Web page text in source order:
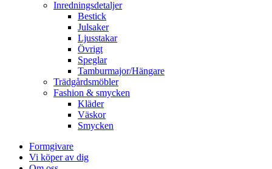
Inredningsdetaljer
Bestick
Julsaker
Ljusstakar
Övrigt
Speglar
Tamburmajor/Hängare
Trädgårdsmöbler
Fashion & smycken
Kläder
Väskor
Smycken
Formgivare
Vi köper av dig